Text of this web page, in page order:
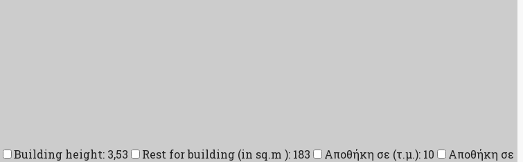
Building height: 3,53 Rest for building (in sq.m ): 183 Αποθήκη σε (τ.μ.): 10
Αποθήκη σε